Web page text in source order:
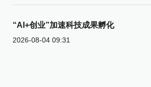
“AI+创业”加速科技成果孵化
2026-08-04 09:31